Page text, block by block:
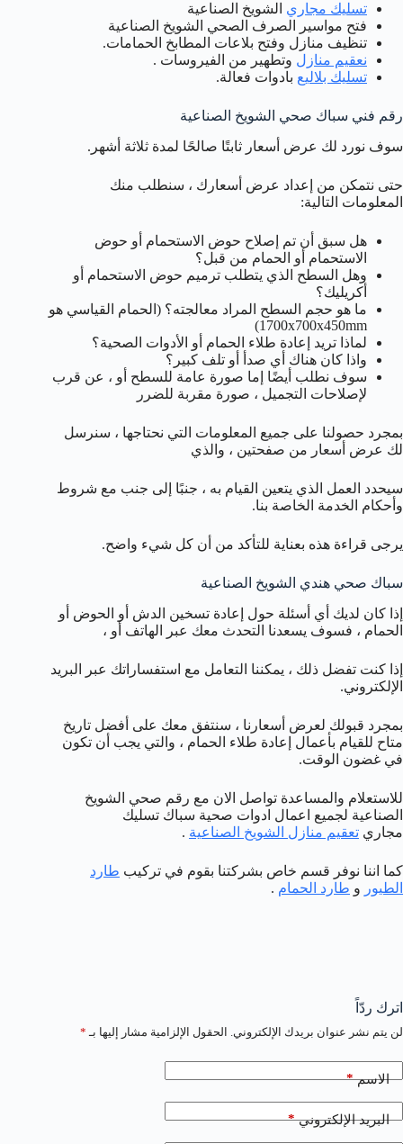
تسليك مجاري الشويخ الصناعية
فتح مواسير الصرف الصحي الشويخ الصناعية
تنظيف منازل وفتح بلاعات المطابخ الحمامات.
نعقيم منازل وتطهير من الفيروسات .
تسليك بلاليع بادوات فعالة.
رقم فني سباك صحي الشويخ الصناعية
سوف نورد لك عرض أسعار ثابتًا صالحًا لمدة ثلاثة أشهر.
حتى نتمكن من إعداد عرض أسعارك ، سنطلب منك
المعلومات التالية:
هل سبق أن تم إصلاح حوض الاستحمام أو حوض
الاستحمام أو الحمام من قبل؟
وهل السطح الذي يتطلب ترميم حوض الاستحمام أو
أكريليك؟
ما هو حجم السطح المراد معالجته؟ (الحمام القياسي هو
1700x700x450mm)
لماذا تريد إعادة طلاء الحمام أو الأدوات الصحية؟
واذا كان هناك أي صدأ أو تلف كبير؟
سوف نطلب أيضًا إما صورة عامة للسطح أو ، عن قرب
لإصلاحات التجميل ، صورة مقربة للضرر
بمجرد حصولنا على جميع المعلومات التي نحتاجها ، سنرسل
لك عرض أسعار من صفحتين ، والذي
سيحدد العمل الذي يتعين القيام به ، جنبًا إلى جنب مع شروط
وأحكام الخدمة الخاصة بنا.
يرجى قراءة هذه بعناية للتأكد من أن كل شيء واضح.
سباك صحي هندي الشويخ الصناعية
إذا كان لديك أي أسئلة حول إعادة تسخين الدش أو الحوض أو
الحمام ، فسوف يسعدنا التحدث معك عبر الهاتف أو ،
إذا كنت تفضل ذلك ، يمكننا التعامل مع استفساراتك عبر البريد
الإلكتروني.
بمجرد قبولك لعرض أسعارنا ، سنتفق معك على أفضل تاريخ
متاح للقيام بأعمال إعادة طلاء الحمام ، والتي يجب أن تكون
في غضون الوقت.
للاستعلام والمساعدة تواصل الان مع رقم صحي الشويخ
الصناعية لجميع اعمال ادوات صحية سباك تسليك
مجاري تعقيم منازل الشويخ الصناعية .
كما اننا نوفر قسم خاص بشركتنا بقوم في تركيب طارد
الطيور و طارد الحمام .
اترك ردّاً
لن يتم نشر عنوان بريدك الإلكتروني. الحقول الإلزامية مشار إليها بـ *
الاسم*
البريد الإلكتروني*